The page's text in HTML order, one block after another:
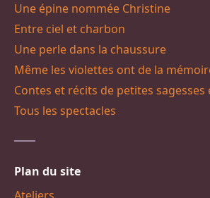
Une épine nommée Christine
Entre ciel et charbon
Une perle dans la chaussure
Même les violettes ont de la
Contes et récits de petites
Tous les spectacles
Plan du site